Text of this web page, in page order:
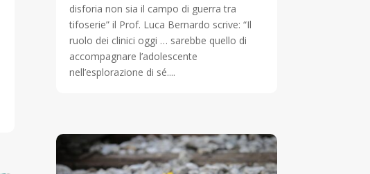
disforia non sia il campo di guerra tra
tifoserie” il Prof. Luca Bernardo scrive: “Il
ruolo dei clinici oggi … sarebbe quello di
accompagnare l’adolescente
nell’esplorazione di sé....